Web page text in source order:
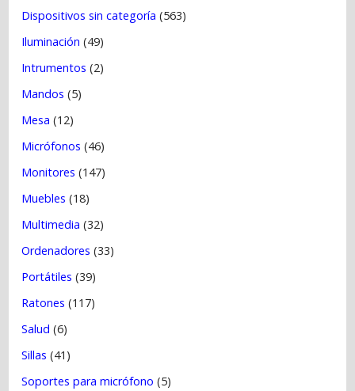
Dispositivos sin categoría (563)
Iluminación (49)
Intrumentos (2)
Mandos (5)
Mesa (12)
Micrófonos (46)
Monitores (147)
Muebles (18)
Multimedia (32)
Ordenadores (33)
Portátiles (39)
Ratones (117)
Salud (6)
Sillas (41)
Soportes para micrófono (5)